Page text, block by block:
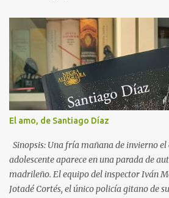
o
s
El amo, de Santiago Díaz
Sinopsis: Una fría mañana de invierno el
adolescente aparece en una parada de
madrileño. El equipo del inspector Iván
Jotadé Cortés, el único policía gitano de